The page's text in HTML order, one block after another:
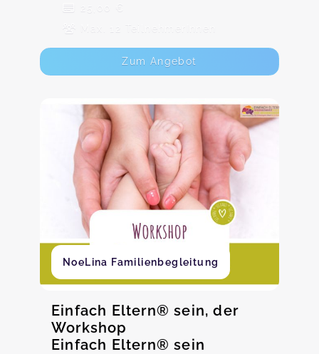
25,00 €
Max. 12 TeilnehmerInnen
Zum Angebot
NoeLina Familienbegleitung
Einfach Eltern® sein, der
Workshop
Einfach Eltern® sein